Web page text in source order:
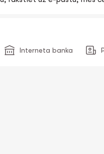
Interneta banka